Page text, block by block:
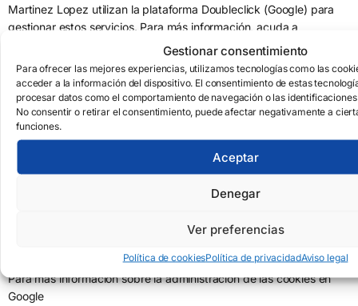
Gestionar consentimiento
Para ofrecer las mejores experiencias, utilizamos tecnologías como las
acceder a la información del dispositivo. El consentimiento de estas
procesar datos como el comportamiento de navegación o las
No consentir o retirar el consentimiento, puede afectar negativamente a
funciones.
Aceptar
Denegar
Ver preferencias
Política de cookiesPolítica de privacidadAviso legal
Martinez Lopez utilizan la plataforma Doubleclick (Google) para
gestionar estos servicios. Para más información, acuda a
http://www.google.es/policies/privacy/ads/#toc-doubleclick
ahttp://www.google.es/policies/privacy/ads/ .
¿Cómo puedo deshabilitar las cookies en mi navegador?
Se pueden configurar los diferentes navegadores para avisar al
usuario de la recepción de cookies y, si se desea, impedir su
instalación en el equipo. Asimismo, el usuario puede revisar en su
caducidad de las mismas, pudiendo eliminarlas.
Para ampliar esta información consulte las instrucciones y
Para más información sobre la administración de las cookies en
Google